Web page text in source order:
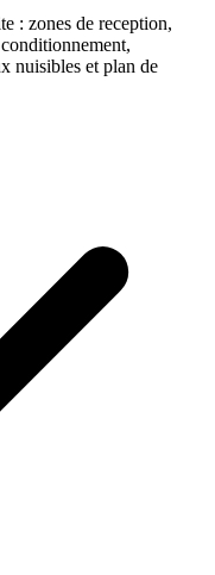
: zones de reception,
nuisibles et plan de